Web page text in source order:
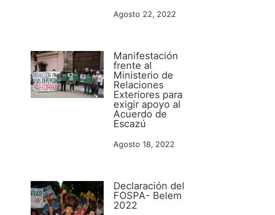
Agosto 22, 2022
Manifestación
frente al
Ministerio de
Relaciones
Exteriores para
exigir apoyo al
Acuerdo de
Escazú
Agosto 18, 2022
Declaración del
FOSPA- Belem
2022